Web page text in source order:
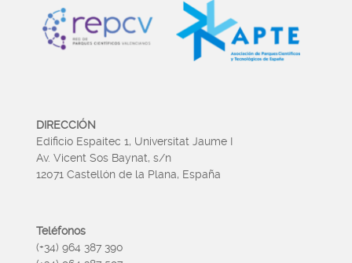
DIRECCIÓN
Edificio Espaitec 1, Universitat Jaume I
Av. Vicent Sos Baynat, s/n
12071 Castellón de la Plana, España
Teléfonos
(+34) 964 387 390